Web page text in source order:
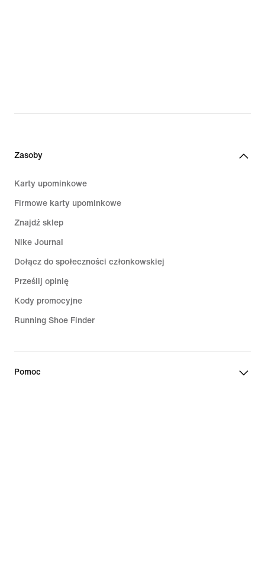
Zasoby
Karty upominkowe
Firmowe karty upominkowe
Znajdź sklep
Nike Journal
Dołącz do społeczności członkowskiej
Prześlij opinię
Kody promocyjne
Running Shoe Finder
Pomoc